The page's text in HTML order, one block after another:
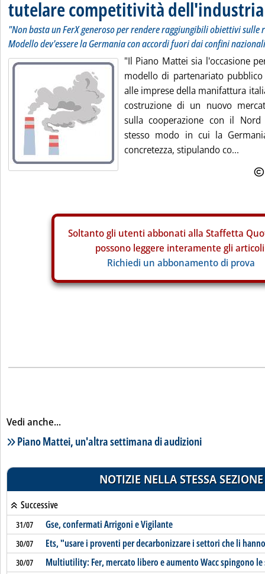
tutelare competitività dell'industria
"Non basta un FerX generoso per rendere raggiungibili obiettivi
Modello dev'essere la Germania con accordi fuori dai confini
"Il Piano Mattei sia l'occasione
modello di partenariato
alle imprese della manifattura
costruzione di un nuovo
sulla cooperazione con il
stesso modo in cui la
concretezza, stipulando co...
Soltanto gli utenti abbonati alla Staffetta
possono leggere interamente gli
Richiedi un abbonamento di prova
Vedi anche...
Lista notizie correlate
Piano Mattei, un'altra settimana di audizioni
NOTIZIE NELLA STESSA SEZIONE
Successive
31/07 Gse, confermati Arrigoni e Vigilante
30/07 Ets, "usare i proventi per decarbonizzare i settori che li
30/07 Multiutility: Fer, mercato libero e aumento Wacc spingono